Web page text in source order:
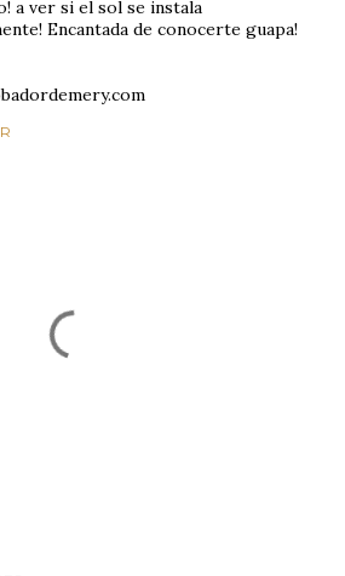
a ver si el sol se instala
Encantada de conocerte guapa!